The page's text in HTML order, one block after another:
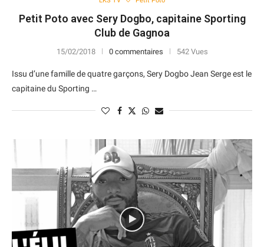
Petit Poto avec Sery Dogbo, capitaine Sporting
Club de Gagnoa
15/02/2018 0 commentaires 542 Vues
Issu d’une famille de quatre garçons, Sery Dogbo Jean Serge est le
capitaine du Sporting …